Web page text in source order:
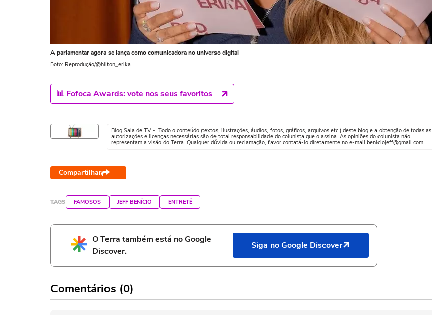
A parlamentar agora se lança como comunicadora no universo digital
Foto: Reprodução/@hilton_erika
📊 Fofoca Awards: vote nos seus favoritos
Blog Sala de TV - Todo o conteúdo (textos, ilustrações, áudios, fotos, gráficos, arquivos etc.) deste blog e a obtenção de todas as
autorizações e licenças necessárias são de total responsabilidade do colunista que o assina. As opiniões do colunista não
representam a visão do Terra. Qualquer dúvida ou reclamação, favor contatá-lo diretamente no e-mail beniciojeff@gmail.com.
Compartilhar
TAGS FAMOSOS JEFF BENÍCIO ENTRETÊ
O Terra também está no Google
Discover.
Siga no Google Discover
Comentários (0)